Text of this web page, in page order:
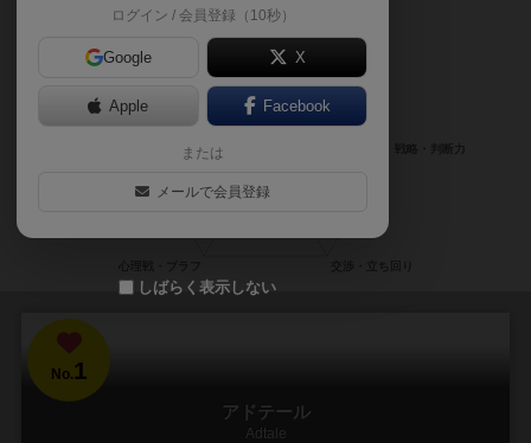
No.1
アドテール
Adtale
ログイン / 会員登録（10秒）
Google X
Apple Facebook
または
メールで会員登録
しばらく表示しない